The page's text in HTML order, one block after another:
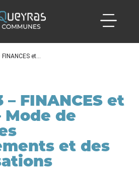
et...
– FINANCES et
Mode de
et des